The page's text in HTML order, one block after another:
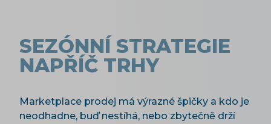
SEZÓNNÍ STRATEGIE
NAPŘÍČ TRHY
Marketplace prodej má výrazné špičky a kdo je
neodhadne, buď nestíhá, nebo zbytečně drží